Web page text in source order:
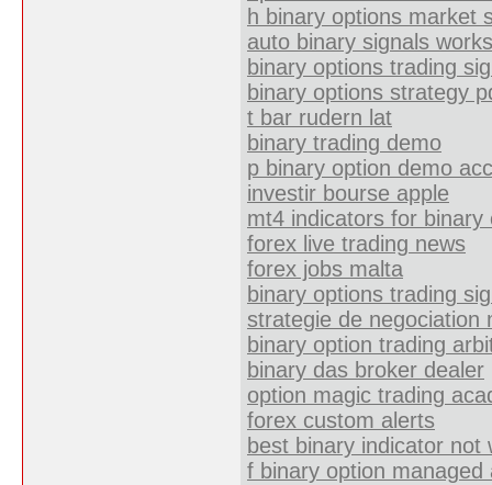
h binary options market
auto binary signals
binary options trading
binary options strategy
t bar rudern lat
binary trading demo
p binary option demo
investir bourse apple
mt4 indicators for binary
forex live trading news
forex jobs malta
binary options trading
strategie de negociation
binary option trading
binary das broker dealer
option magic trading
forex custom alerts
best binary indicator not
f binary option managed